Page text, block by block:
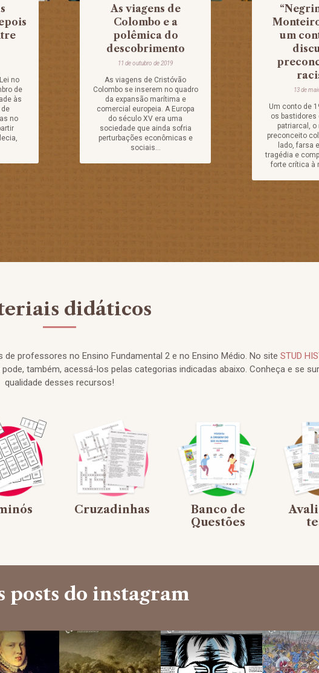
no
de
às
no
As viagens de
Colombo e a
polêmica do
descobrimento
11 de outubro de 2019
As viagens de Cristóvão
Colombo se inserem no quadro
da expansão marítima e
comercial europeia. A Europa
do século XV era uma
sociedade que ainda sofria
perturbações econômicas e
sociais...
um
13 de
Um conto de
os bastidores
patriarcal,
preconceito
lado, farsa
tragédia e
forte crítica à
didáticos
professores no Ensino Fundamental 2 e no Ensino Médio. No site STUD
pode, também, acessá-los pelas categorias indicadas abaixo. Conheça e se
qualidade desses recursos!
Cruzadinhas
Banco de
Questões
posts do instagram